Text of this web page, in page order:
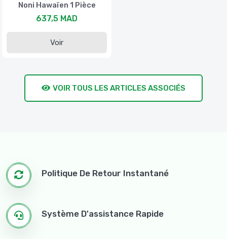
Noni Hawaïen 1 Pièce
637,5 MAD
Voir
VOIR TOUS LES ARTICLES ASSOCIÉS
Politique De Retour Instantané
Système D'assistance Rapide